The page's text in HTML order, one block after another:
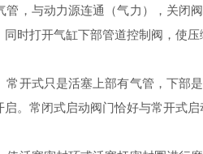
管，与动力源连通（气力），关闭
时打开气缸下部管道控制阀，使
式只是活塞上部有气管，下部
。常闭式启动阀门恰好与常开式